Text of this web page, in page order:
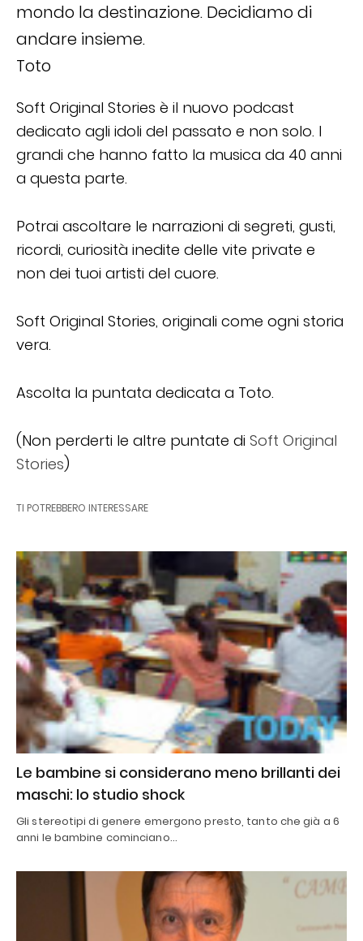
mondo la destinazione. Decidiamo di
andare insieme.
Toto
Soft Original Stories è il nuovo podcast
dedicato agli idoli del passato e non solo. I
grandi che hanno fatto la musica da 40 anni
a questa parte.
Potrai ascoltare le narrazioni di segreti, gusti,
ricordi, curiosità inedite delle vite private e
non dei tuoi artisti del cuore.
Soft Original Stories, originali come ogni storia
vera.
Ascolta la puntata dedicata a Toto.
(Non perderti le altre puntate di Soft Original
Stories)
TI POTREBBERO INTERESSARE
Le bambine si considerano meno brillanti dei
maschi: lo studio shock
Gli stereotipi di genere emergono presto, tanto che già a 6
anni le bambine cominciano…